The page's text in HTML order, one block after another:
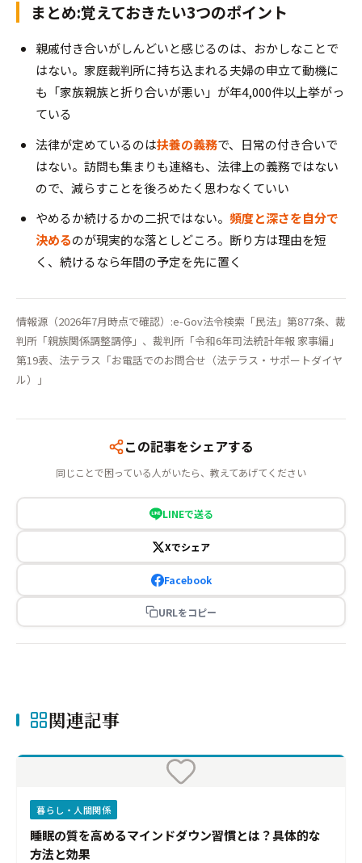
まとめ:覚えておきたい3つのポイント
親戚付き合いがしんどいと感じるのは、おかしなことで
はない。家庭裁判所に持ち込まれる夫婦の申立て動機に
も「家族親族と折り合いが悪い」が年4,000件以上挙がっ
ている
法律が定めているのは扶養の義務で、日常の付き合いで
はない。訪問も集まりも連絡も、法律上の義務ではない
ので、減らすことを後ろめたく思わなくていい
やめるか続けるかの二択ではない。 頻度と深さを自分で
決めるのが現実的な落としどころ。断り方は理由を短
く、続けるなら年間の予定を先に置く
情報源（2026年7月時点で確認）:e-Gov法令検索「民法」第877条、裁
判所「親族関係調整調停」、裁判所「令和6年司法統計年報 家事編」
第19表、法テラス「お電話でのお問合せ（法テラス・サポートダイヤ
ル）」
この記事をシェアする
同じことで困っている人がいたら、教えてあげてください
LINEで送る
Xでシェア
Facebook
URLをコピー
関連記事
暮らし・人間関係
睡眠の質を高めるマインドダウン習慣とは？具体的な
方法と効果